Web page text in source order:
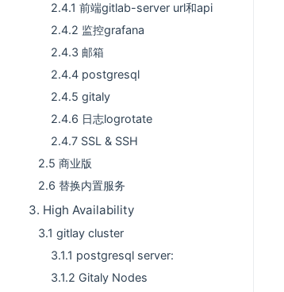
2.4.1 前端gitlab-server url和api
2.4.2 监控grafana
2.4.3 邮箱
2.4.4 postgresql
2.4.5 gitaly
2.4.6 日志logrotate
2.4.7 SSL & SSH
2.5 商业版
2.6 替换内置服务
3. High Availability
3.1 gitlay cluster
3.1.1 postgresql server:
3.1.2 Gitaly Nodes